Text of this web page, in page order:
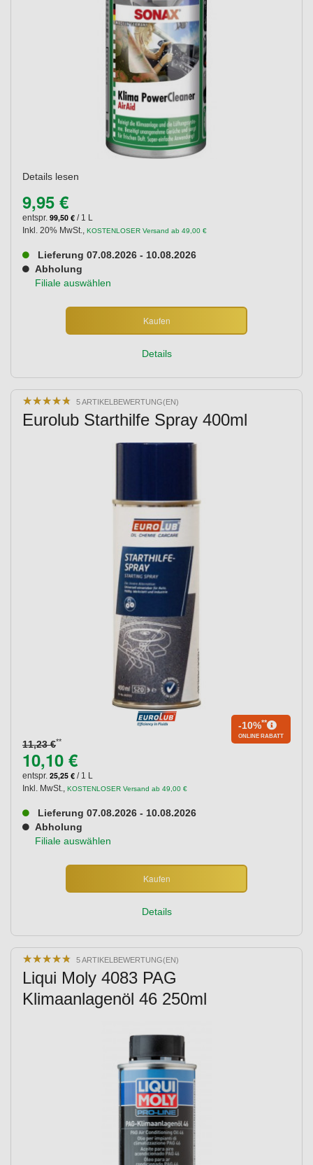
Details lesen
9,95 €
entspr. 99,50 € / 1 L
Inkl. 20% MwSt., KOSTENLOSER Versand ab 49,00 €
Lieferung 07.08.2026 - 10.08.2026
Abholung
Filiale auswählen
Kaufen
Details
★★★★★
★★★★★ 5 ARTIKELBEWERTUNG(EN)
Eurolub Starthilfe Spray 400ml
11,23 €**
-10%**
ONLINE RABATT
10,10 €
entspr. 25,25 € / 1 L
Inkl. MwSt., KOSTENLOSER Versand ab 49,00 €
Lieferung 07.08.2026 - 10.08.2026
Abholung
Filiale auswählen
Kaufen
Details
★★★★★
★★★★★ 5 ARTIKELBEWERTUNG(EN)
Liqui Moly 4083 PAG
Klimaanlagenöl 46 250ml